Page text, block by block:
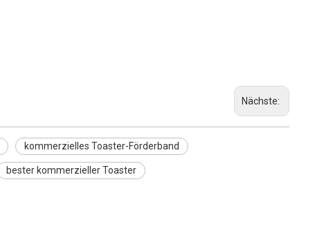
Nächste:
kommerzielles Toaster-Förderband
bester kommerzieller Toaster